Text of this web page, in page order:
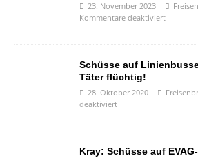
23. November 2023
Kommentare deaktiviert
Schüsse auf
Täter flüchtig!
28. Oktober 2020
deaktiviert
Kray: Schüsse auf